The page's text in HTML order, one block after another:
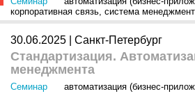
корпоративная связь, система
30.06.2025 | Санкт-Петербург
Стандартизация.
менеджмента
Семинар автоматизация (бизнес-